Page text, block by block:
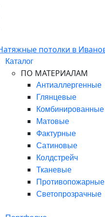
Каталог
ПО МАТЕРИАЛАМ
Антиаллергенные
Глянцевые
Комбинированные
Матовые
Фактурные
Сатиновые
Колдстрейч
Тканевые
Противопожарные
Светопрозрачные